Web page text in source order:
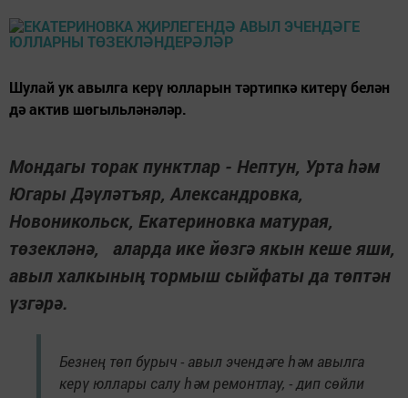
Шулай ук авылга керү юлларын тәртипкә китерү белән
дә актив шөгыльләнәләр.
Мондагы торак пунктлар - Нептун, Урта һәм
Югары Дәүләтъяр, Александровка,
Новоникольск, Екатериновка матурая,
төзекләнә, аларда ике йөзгә якын кеше яши,
авыл халкының тормыш сыйфаты да төптән
үзгәрә.
Безнең төп бурыч - авыл эчендәге һәм авылга
керү юллары салу һәм ремонтлау, - дип сөйли